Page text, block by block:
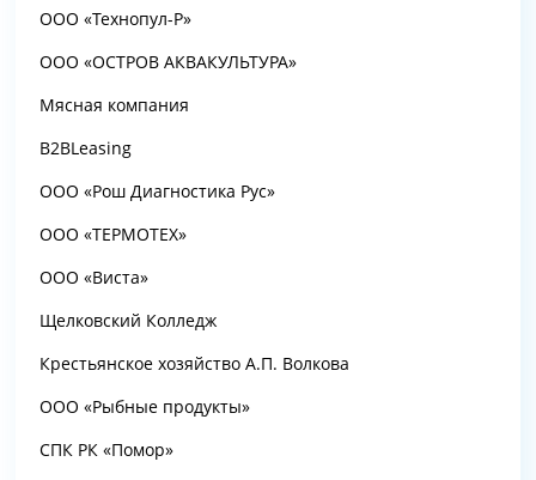
ООО «Технопул-Р»
ООО «ОСТРОВ АКВАКУЛЬТУРА»
Мясная компания
B2BLeasing
ООО «Рош Диагностика Рус»
ООО «ТЕРМОТЕХ»
ООО «Виста»
Щелковский Колледж
Крестьянское хозяйство А.П. Волкова
ООО «Рыбные продукты»
СПК РК «Помор»